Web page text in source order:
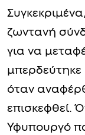
ζωντανή
για να
μπερδεύτηκε
όταν
επισκεφθεί.
Υφυπουργό